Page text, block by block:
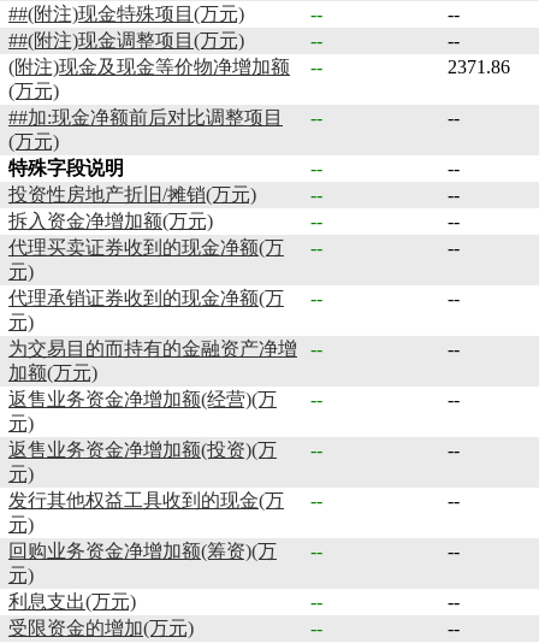
##(附注)现金特殊项目(万元)
--
--
##(附注)现金调整项目(万元)
--
--
(附注)现金及现金等价物净增加额
(万元)
-- 2371.86
##加:现金净额前后对比调整项目
(万元)
-- --
特殊字段说明 --
--
投资性房地产折旧/摊销(万元)
--
--
拆入资金净增加额(万元)
--
--
代理买卖证券收到的现金净额(万
元)
-- --
代理承销证券收到的现金净额(万
元)
-- --
为交易目的而持有的金融资产净增
加额(万元)
-- --
返售业务资金净增加额(经营)(万
元)
-- --
返售业务资金净增加额(投资)(万
元)
-- --
发行其他权益工具收到的现金(万
元)
-- --
回购业务资金净增加额(筹资)(万
元)
-- --
利息支出(万元) --
--
受限资金的增加(万元)
--
--